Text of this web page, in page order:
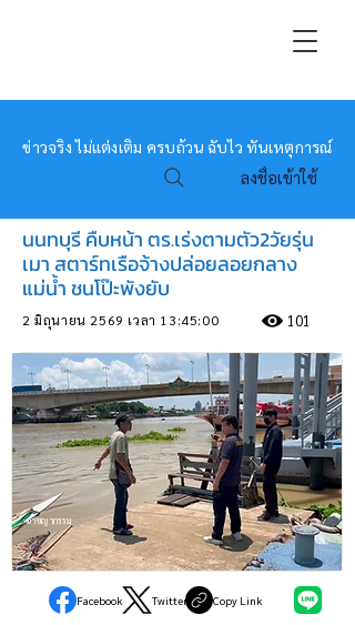
หมอข่าว
ข่าวจริง ไม่แต่งเติม ครบถ้วน ฉับไว ทันเหตุการณ์
ลงชื่อเข้าใช้
นนทบุรี คืบหน้า ตร.เร่งตามตัว2วัยรุ่น
เมา สตาร์ทเรือจ้างปล่อยลอยกลาง
แม่น้ำ ชนโป๊ะพังยับ
2 มิถุนายน 2569 เวลา 13:45:00 101
อาชญากรรม
Facebook Twitter Copy Link